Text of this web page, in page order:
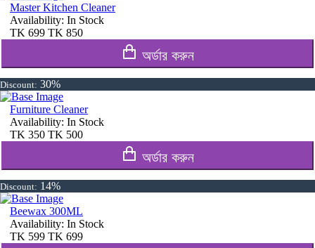
Master Kitchen Cleaner
Availability: In Stock
TK 699 TK 850
অর্ডার করুন
Discount: 30%
Furniture Cleaner
Availability: In Stock
TK 350 TK 500
অর্ডার করুন
Discount: 14%
Beewax 300ML
Availability: In Stock
TK 599 TK 699